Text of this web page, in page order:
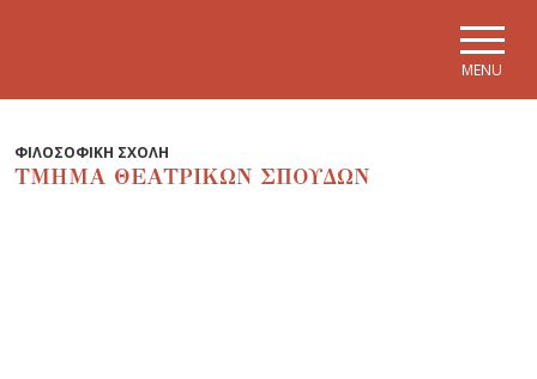
MENU
ΦΙΛΟΣΟΦΙΚΗ ΣΧΟΛΗ
ΤΜΗΜΑ ΘΕΑΤΡΙΚΩΝ ΣΠΟΥΔΩΝ